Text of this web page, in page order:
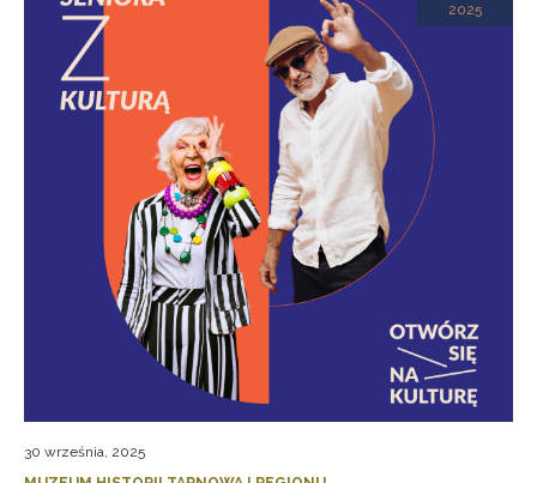
2025
30 września, 2025